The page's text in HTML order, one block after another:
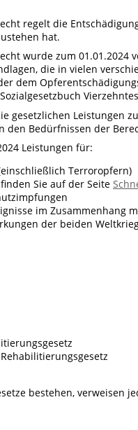
regelt die
hat.
wurde zum
die in vielen
dem
gesetzlichen Leistungen
den Bedürfnissen der
Leistungen für:
Terroropfern)
Sie auf der Seite
im Zusammenhang
der beiden
bestehen, verweisen